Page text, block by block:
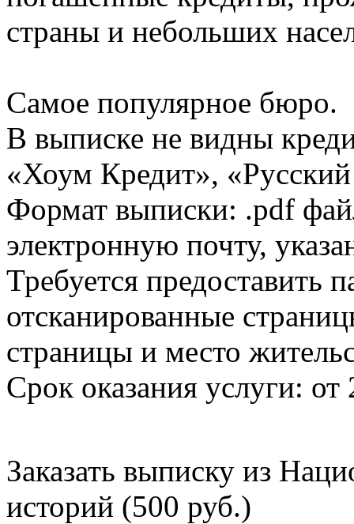
страны и небольших
Самое популярное бюро.
В выписке не видны
«Хоум Кредит»,
Формат выписки: .pdf
электронную почту,
Требуется предоставить
отсканированные
страницы и место
Срок оказания услуги: от
Заказать выписку из
историй (500 руб.)